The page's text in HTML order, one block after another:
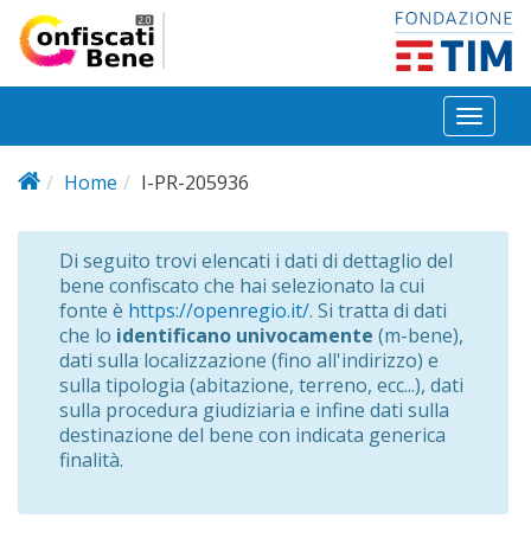
Salta al contenuto principale
Toggle
Home
I-PR-205936
Di seguito trovi elencati i dati di dettaglio del
bene confiscato che hai selezionato la cui
fonte è https://openregio.it/. Si tratta di dati
che lo identificano univocamente (m-bene),
dati sulla localizzazione (fino all'indirizzo) e
sulla tipologia (abitazione, terreno, ecc...), dati
sulla procedura giudiziaria e infine dati sulla
destinazione del bene con indicata generica
finalità.